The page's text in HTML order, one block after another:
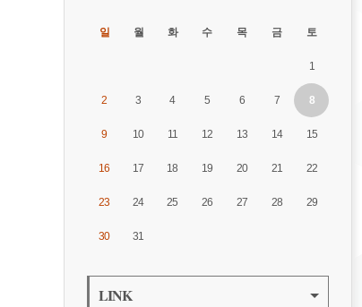
일 월 화 수 목 금 토
1
2 3 4 5 6 7 8
9 10 11 12 13 14 15
16 17 18 19 20 21 22
23 24 25 26 27 28 29
30 31
LINK